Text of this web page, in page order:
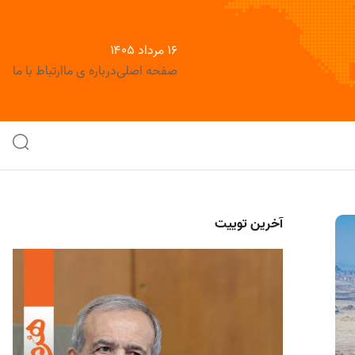
۱۶ مرداد ۱۴۰۵
صفحه اصلیدرباره ی ماارتباط با ما
آخرین توییت